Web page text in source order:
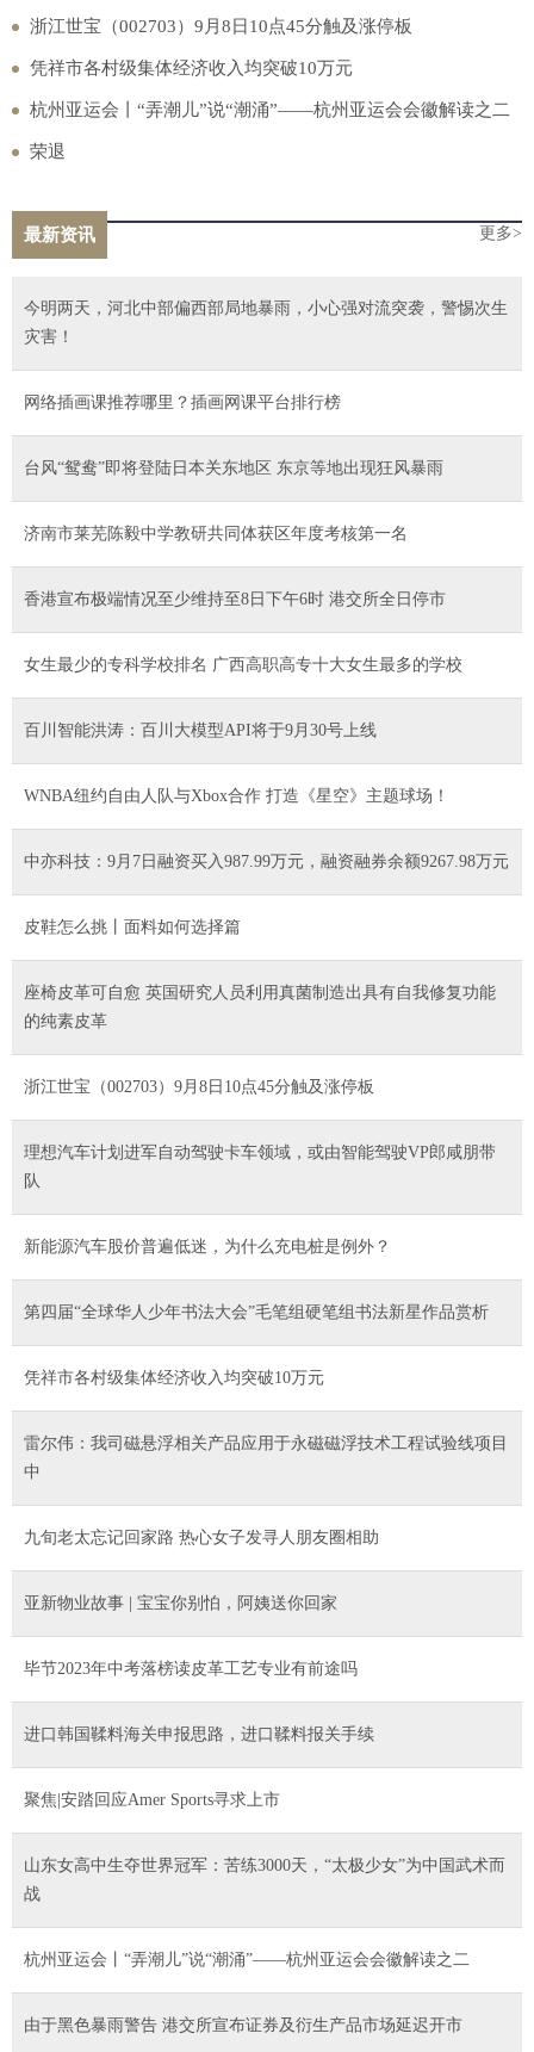
浙江世宝（002703）9月8日10点45分触及涨停板
凭祥市各村级集体经济收入均突破10万元
杭州亚运会丨“弄潮儿”说“潮涌”——杭州亚运会会徽解读之二
荣退
最新资讯 更多>
今明两天，河北中部偏西部局地暴雨，小心强对流突袭，警惕次生
灾害！
网络插画课推荐哪里？插画网课平台排行榜
台风“鸳鸯”即将登陆日本关东地区 东京等地出现狂风暴雨
济南市莱芜陈毅中学教研共同体获区年度考核第一名
香港宣布极端情况至少维持至8日下午6时 港交所全日停市
女生最少的专科学校排名 广西高职高专十大女生最多的学校
百川智能洪涛：百川大模型API将于9月30号上线
WNBA纽约自由人队与Xbox合作 打造《星空》主题球场！
中亦科技：9月7日融资买入987.99万元，融资融券余额9267.98万元
皮鞋怎么挑丨面料如何选择篇
座椅皮革可自愈 英国研究人员利用真菌制造出具有自我修复功能
的纯素皮革
浙江世宝（002703）9月8日10点45分触及涨停板
理想汽车计划进军自动驾驶卡车领域，或由智能驾驶VP郎咸朋带
队
新能源汽车股价普遍低迷，为什么充电桩是例外？
第四届“全球华人少年书法大会”毛笔组硬笔组书法新星作品赏析
凭祥市各村级集体经济收入均突破10万元
雷尔伟：我司磁悬浮相关产品应用于永磁磁浮技术工程试验线项目
中
九旬老太忘记回家路 热心女子发寻人朋友圈相助
亚新物业故事 | 宝宝你别怕，阿姨送你回家
毕节2023年中考落榜读皮革工艺专业有前途吗
进口韩国鞣料海关申报思路，进口鞣料报关手续
聚焦|安踏回应Amer Sports寻求上市
山东女高中生夺世界冠军：苦练3000天，“太极少女”为中国武术而
战
杭州亚运会丨“弄潮儿”说“潮涌”——杭州亚运会会徽解读之二
由于黑色暴雨警告 港交所宣布证券及衍生产品市场延迟开市